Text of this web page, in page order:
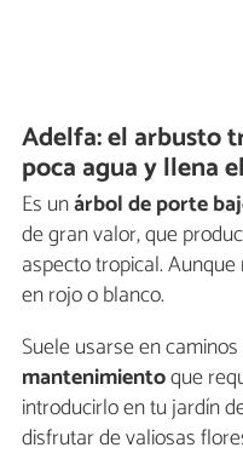
Adelfa: el arbusto
poca agua y llena
Es unárbol de porte
de gran valor, que
aspecto tropical.
en rojo o blanco.
Suele usarse en
mantenimientoque
introducirlo en tu jardín
disfrutar de valiosas